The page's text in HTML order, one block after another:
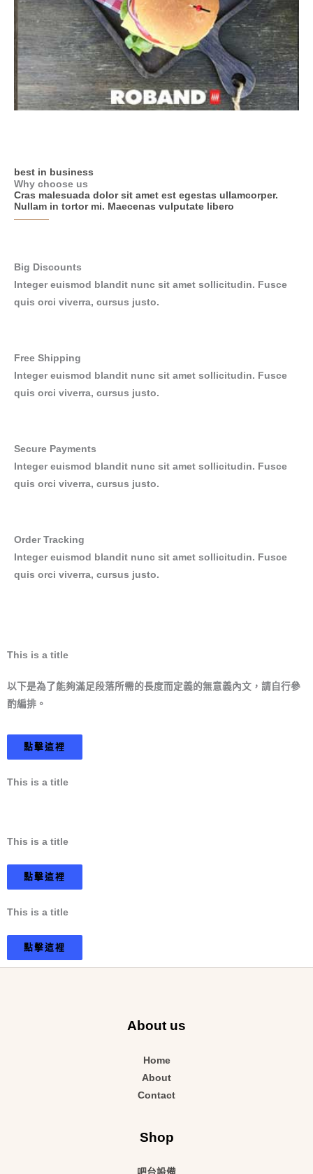
best in business
Why choose us
Cras malesuada dolor sit amet est egestas ullamcorper.
Nullam in tortor mi. Maecenas vulputate libero
Big Discounts
Integer euismod blandit nunc sit amet sollicitudin. Fusce
quis orci viverra, cursus justo.
Free Shipping
Integer euismod blandit nunc sit amet sollicitudin. Fusce
quis orci viverra, cursus justo.
Secure Payments
Integer euismod blandit nunc sit amet sollicitudin. Fusce
quis orci viverra, cursus justo.
Order Tracking
Integer euismod blandit nunc sit amet sollicitudin. Fusce
quis orci viverra, cursus justo.
This is a title
以下是為了能夠滿足段落所需的長度而定義的無意義內文，請自行參
酌編排。
點擊這裡
This is a title
This is a title
點擊這裡
This is a title
點擊這裡
About us
Home
About
Contact
Shop